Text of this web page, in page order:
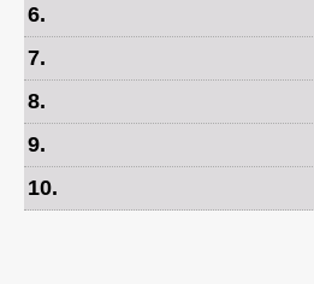
6.
7.
8.
9.
10.